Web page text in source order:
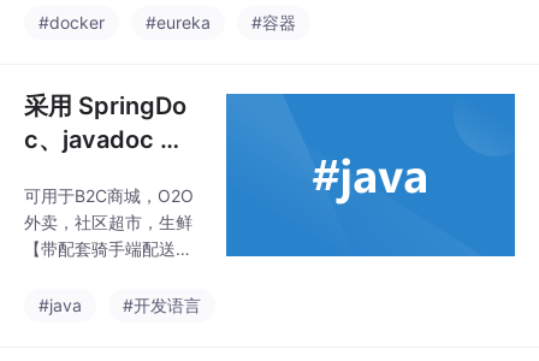
cker 使用 overlay2 存
在。请注意，在执行任
何清理操作之前，请确
保你了解这些操作的影
防万一。通过执行上述
步骤，你应该能够释
放。目录中的一些空
压力。
#docker #eureka #容器
采用 SpringDo
c、javadoc 无
ava注释
可用于B2C商城，O2O
外卖，社区超市，生鲜
【带配套骑手端配送系
写SwaggerConfig，对
#java #开发语言